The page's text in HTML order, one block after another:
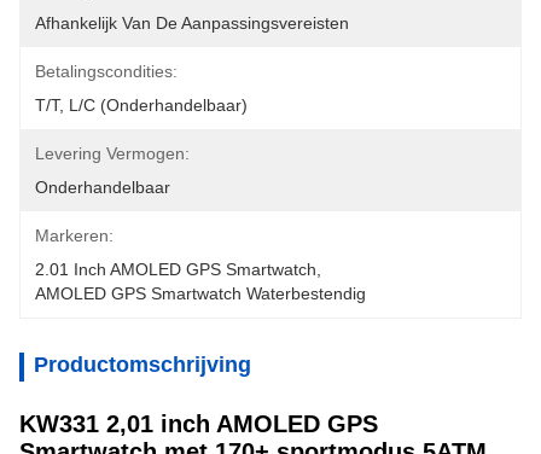
Afhankelijk Van De Aanpassingsvereisten
Betalingscondities:
T/T, L/C (onderhandelbaar)
Levering Vermogen:
Onderhandelbaar
Markeren:
2.01 Inch AMOLED GPS Smartwatch
AMOLED GPS Smartwatch Waterbestendig
Productomschrijving
KW331 2,01 inch AMOLED GPS